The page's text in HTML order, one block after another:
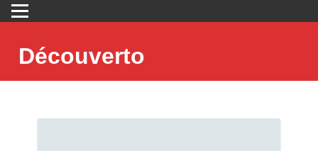
Découverto